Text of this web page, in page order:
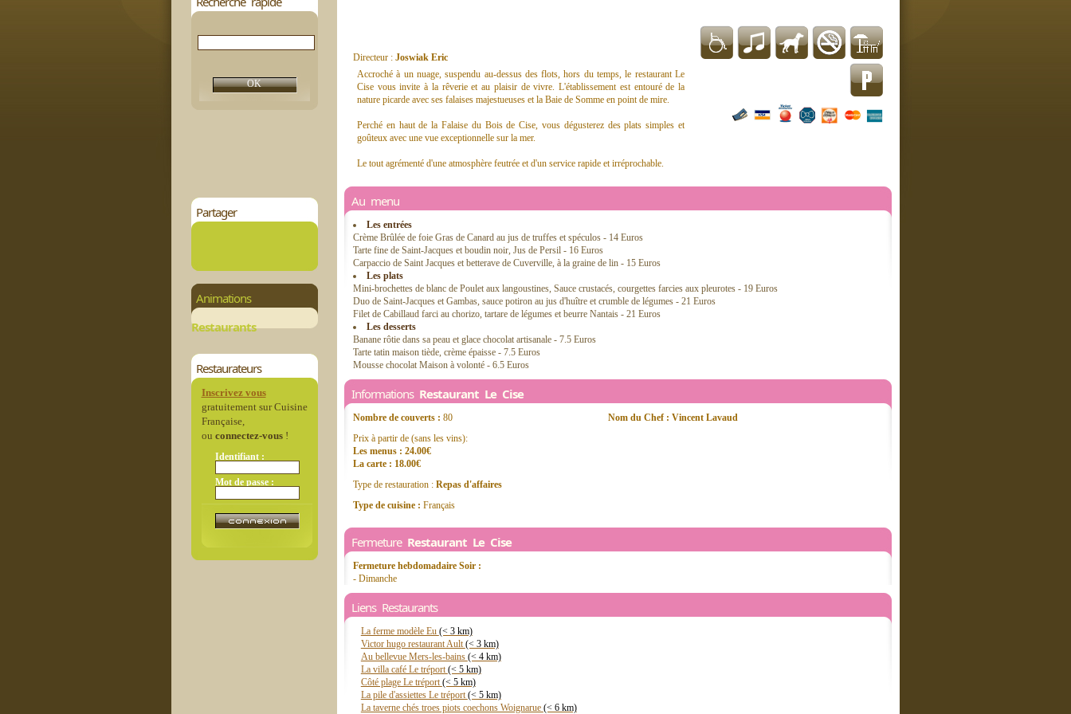
Partager
Animations
Restaurants
Restaurateurs
Inscrivez vous
gratuitement sur Cuisine
Française,
ou connectez-vous!
Identifiant :
Mot de passe :
Directeur : Joswiak Eric
Accroché à un nuage, suspendu au-dessus des flots, hors du temps, le restaurant Le
Cise vous invite à la rêverie et au plaisir de vivre. L'établissement est entouré de la
nature picarde avec ses falaises majestueuses et la Baie de Somme en point de mire.
Perché en haut de la Falaise du Bois de Cise, vous dégusterez des plats simples et
goûteux avec une vue exceptionnelle sur la mer.
Le tout agrémenté d'une atmosphère feutrée et d'un service rapide et irréprochable.
Au menu
Les entrées
Crème Brûlée de foie Gras de Canard au jus de truffes et spéculos - 14 Euros
Tarte fine de Saint-Jacques et boudin noir, Jus de Persil - 16 Euros
Carpaccio de Saint Jacques et betterave de Cuverville, à la graine de lin - 15 Euros
Les plats
Mini-brochettes de blanc de Poulet aux langoustines, Sauce crustacés, courgettes farcies aux pleurotes - 19 Euros
Duo de Saint-Jacques et Gambas, sauce potiron au jus d'huître et crumble de légumes - 21 Euros
Filet de Cabillaud farci au chorizo, tartare de légumes et beurre Nantais - 21 Euros
Les desserts
Banane rôtie dans sa peau et glace chocolat artisanale - 7.5 Euros
Tarte tatin maison tiède, crème épaisse - 7.5 Euros
Mousse chocolat Maison à volonté - 6.5 Euros
Informations Restaurant Le Cise
Nombre de couverts : 80
Prix à partir de (sans les vins):
Les menus : 24.00€
La carte : 18.00€
Type de restauration : Repas d'affaires
Type de cuisine : Français
Nom du Chef : Vincent Lavaud
Fermeture Restaurant Le Cise
Fermeture hebdomadaire Soir :
- Dimanche
Liens Restaurants
La ferme modèle Eu (< 3 km)
Victor hugo restaurant Ault(< 3 km)
Au bellevue Mers-les-bains (< 4 km)
La villa café Le tréport(< 5 km)
Côté plage Le tréport(< 5 km)
La pile d'assiettes Le tréport(< 5 km)
La taverne chés troes piots coechons Woignarue (< 6 km)